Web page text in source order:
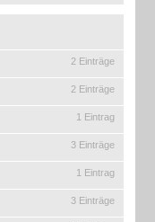
2 Einträge
2 Einträge
1 Eintrag
3 Einträge
1 Eintrag
3 Einträge